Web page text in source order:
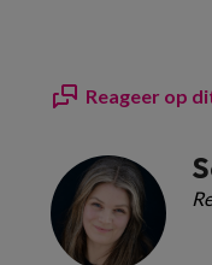
Reageer op